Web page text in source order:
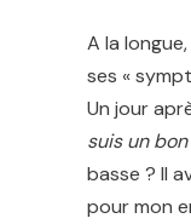
A la
ses «
Un jour
suis un
basse ? Il
pour mon